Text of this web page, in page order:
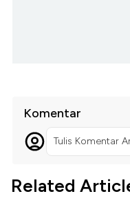
Komentar
Tulis Komentar
Related